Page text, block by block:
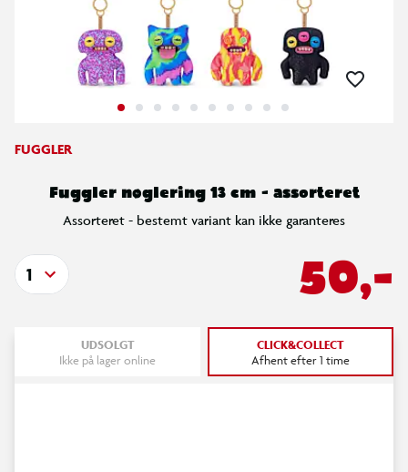
FUGGLER
Fuggler nøglering 13 cm - assorteret
Assorteret - bestemt variant kan ikke garanteres
50,-
1
UDSOLGT
Ikke på lager online
CLICK&COLLECT
Afhent efter 1 time